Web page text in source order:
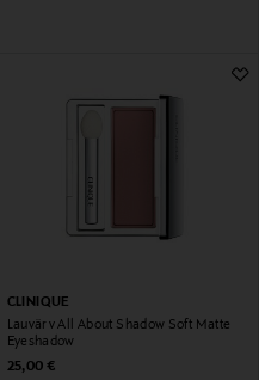
CLINIQUE
Lauvärv All About Shadow Soft Matte
Eyeshadow
Original Price
25,00 €